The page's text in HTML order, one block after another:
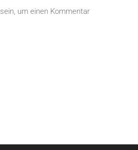
sein, um einen Kommentar